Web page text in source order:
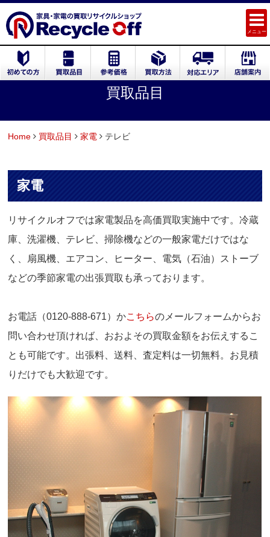
メニュー
買取品目
Home 買取品目 家電 テレビ
家電
リサイクルオフでは家電製品を高価買取実施中です。冷蔵
庫、洗濯機、テレビ、掃除機などの一般家電だけではな
く、扇風機、エアコン、ヒーター、電気（石油）ストーブ
などの季節家電の出張買取も承っております。
お電話（0120-888-671）かこちらのメールフォームからお
問い合わせ頂ければ、おおよその買取金額をお伝えするこ
とも可能です。出張料、送料、査定料は一切無料。お見積
りだけでも大歓迎です。